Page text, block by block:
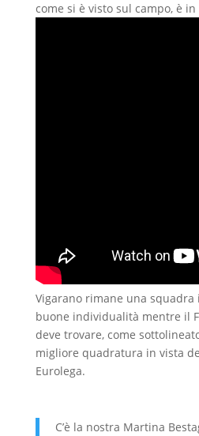
come si è visto sul campo, è
Vigarano rimane una
buone individualità mentre il
deve trovare, come
migliore quadratura in vista
Eurolega.
C’è la nostra Martina